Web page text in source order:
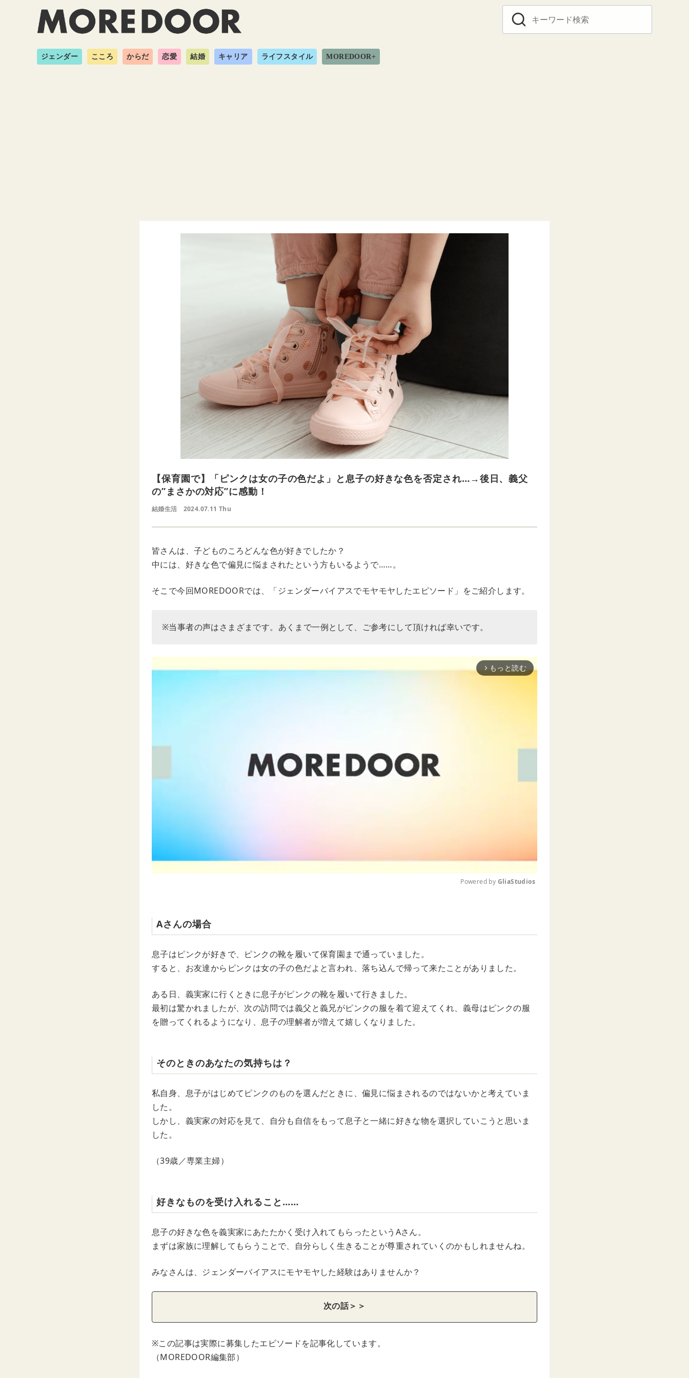
ジェンダー こころ からだ 恋愛 結婚 キャリア ライフスタイル MOREDOOR+
【保育園で】「ピンクは女の子の色だよ」と息子の好きな色を否定され…→後日、義父
の”まさかの対応”に感動！
結婚生活 2024.07.11 Thu
皆さんは、子どものころどんな色が好きでしたか？
中には、好きな色で偏見に悩まされたという方もいるようで……。
そこで今回MOREDOORでは、「ジェンダーバイアスでモヤモヤしたエピソード」をご紹介します。
※当事者の声はさまざまです。あくまで一例として、ご参考にして頂ければ幸いです。
arrow_forward_ios もっと読む
t
Powered by GliaStudios
Aさんの場合
息子はピンクが好きで、ピンクの靴を履いて保育園まで通っていました。
すると、お友達からピンクは女の子の色だよと言われ、落ち込んで帰って来たことがありました。
ある日、義実家に行くときに息子がピンクの靴を履いて行きました。
最初は驚かれましたが、次の訪問では義父と義兄がピンクの服を着て迎えてくれ、義母はピンクの服
を贈ってくれるようになり、息子の理解者が増えて嬉しくなりました。
そのときのあなたの気持ちは？
私自身、息子がはじめてピンクのものを選んだときに、偏見に悩まされるのではないかと考えていま
した。
しかし、義実家の対応を見て、自分も自信をもって息子と一緒に好きな物を選択していこうと思いま
した。
（39歳／専業主婦）
好きなものを受け入れること……
息子の好きな色を義実家にあたたかく受け入れてもらったというAさん。
まずは家族に理解してもらうことで、自分らしく生きることが尊重されていくのかもしれませんね。
みなさんは、ジェンダーバイアスにモヤモヤした経験はありませんか？
次の話＞＞
※この記事は実際に募集したエピソードを記事化しています。
（MOREDOOR編集部）